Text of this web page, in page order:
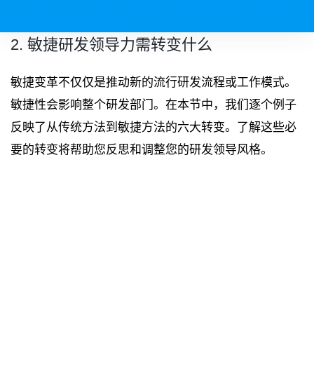
2. 敏捷研发领导力需转变什么
敏捷变革不仅仅是推动新的流行研发流程或工作模式。
敏捷性会影响整个研发部门。在本节中，我们逐个例子
反映了从传统方法到敏捷方法的六大转变。了解这些必
要的转变将帮助您反思和调整您的研发领导风格。